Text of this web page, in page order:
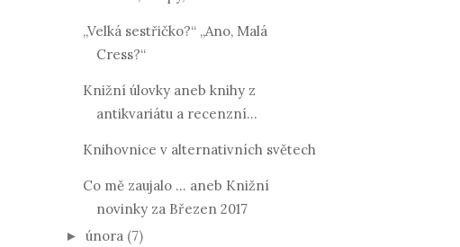
„Velká sestřičko?“ „Ano, Malá
Cress?“
Knižní úlovky aneb knihy z
antikvariátu a recenzní...
Knihovnice v alternativních světech
Co mě zaujalo ... aneb Knižní
novinky za Březen 2017
► února (7)